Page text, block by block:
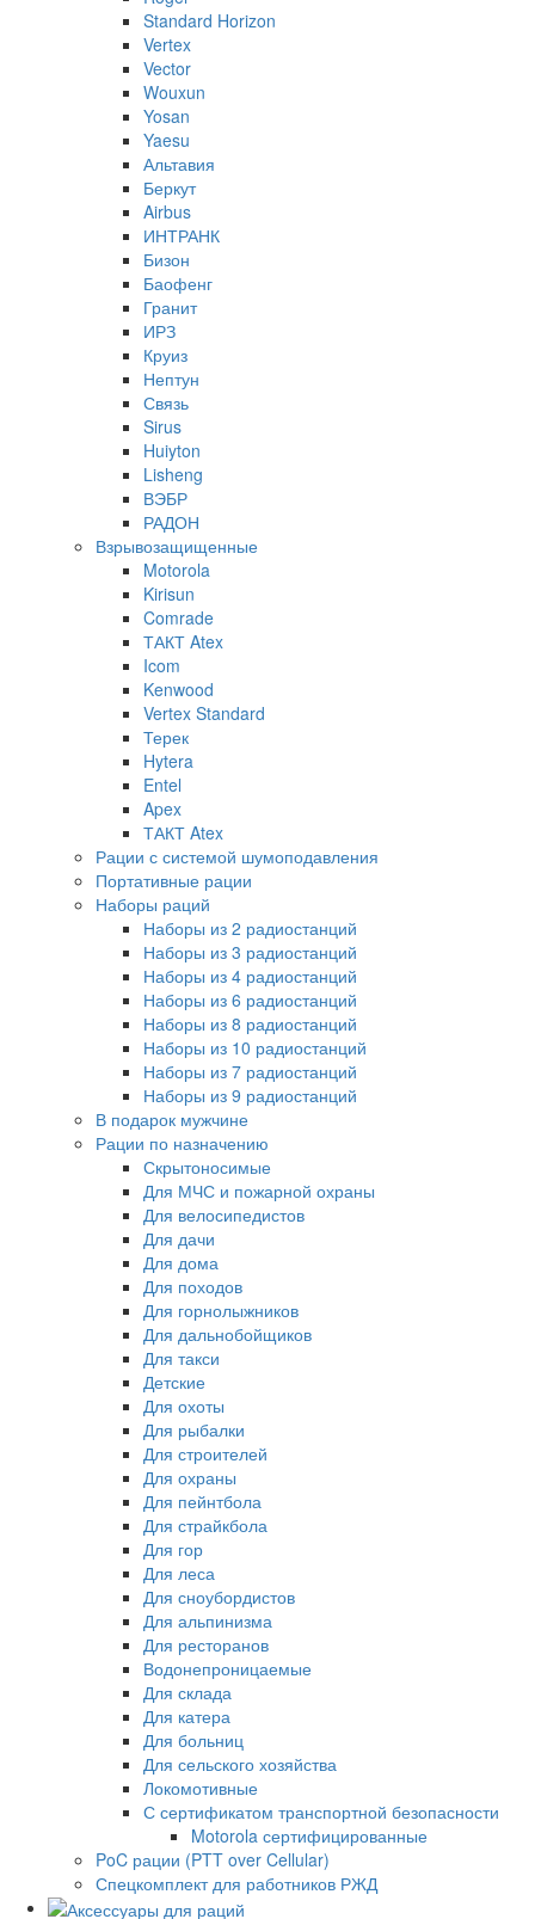
Standard Horizon
Vertex
Vector
Wouxun
Yosan
Yaesu
Альтавия
Беркут
Airbus
ИНТРАНК
Бизон
Баофенг
Гранит
ИРЗ
Круиз
Нептун
Связь
Sirus
Huiyton
Lisheng
ВЭБР
РАДОН
Взрывозащищенные
Motorola
Kirisun
Comrade
ТАКТ Atex
Icom
Kenwood
Vertex Standard
Терек
Hytera
Entel
Apex
ТАКТ Atex
Рации с системой шумоподавления
Портативные рации
Наборы раций
Наборы из 2 радиостанций
Наборы из 3 радиостанций
Наборы из 4 радиостанций
Наборы из 6 радиостанций
Наборы из 8 радиостанций
Наборы из 10 радиостанций
Наборы из 7 радиостанций
Наборы из 9 радиостанций
В подарок мужчине
Рации по назначению
Скрытоносимые
Для МЧС и пожарной охраны
Для велосипедистов
Для дачи
Для дома
Для походов
Для горнолыжников
Для дальнобойщиков
Для такси
Детские
Для охоты
Для рыбалки
Для строителей
Для охраны
Для пейнтбола
Для страйкбола
Для гор
Для леса
Для сноубордистов
Для альпинизма
Для ресторанов
Водонепроницаемые
Для склада
Для катера
Для больниц
Для сельского хозяйства
Локомотивные
С сертификатом транспортной безопасности
Motorola сертифицированные
PoC рации (PTT over Cellular)
Спецкомплект для работников РЖД